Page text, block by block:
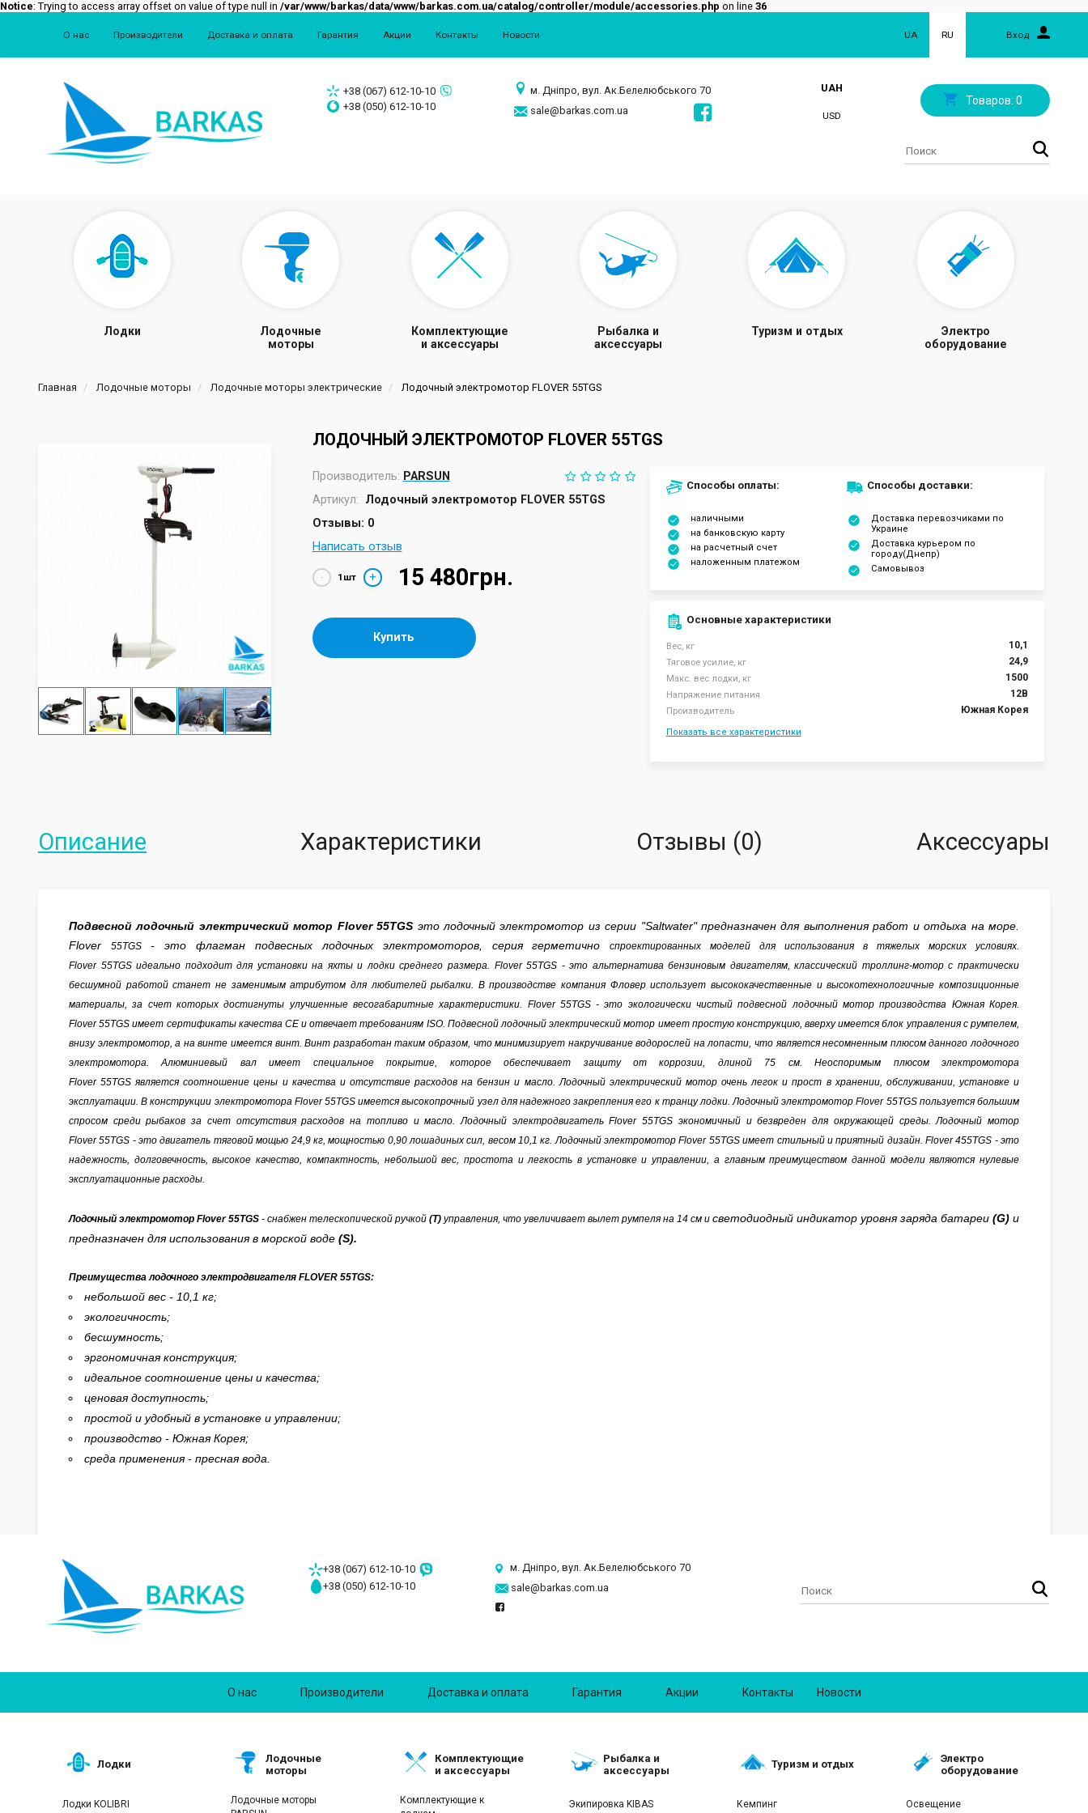
Notice: Trying to access array offset on value of type null in /var/www/barkas/data/www/barkas.com.ua/catalog/controller/module/accessories.php on line 36
О нас Производители Доставка и оплата Гарантия Акции Контакты Новости UA RU Вход
+38 (067) 612-10-10
+38 (050) 612-10-10
м. Дніпро, вул. Ак.Белелюбського 70
sale@barkas.com.ua
UAH
USD
Товаров: 0
Лодки
Лодочные
моторы
Комплектующие
и аксессуары
Рыбалка и
аксессуары
Туризм и отдых
Электро
оборудование
Главная Лодочные моторы Лодочные моторы электрические Лодочный электромотор FLOVER 55TGS
ЛОДОЧНЫЙ ЭЛЕКТРОМОТОР FLOVER 55TGS
Производитель: PARSUN
Артикул: Лодочный электромотор FLOVER 55TGS
Отзывы: 0
Написать отзыв
- + 15 480грн.
Купить
Способы оплаты:
наличными
на банковскую карту
на расчетный счет
наложенным платежом
Способы доставки:
Доставка перевозчиками по
Украине
Доставка курьером по
городу(Днепр)
Самовывоз
Основные характеристики
Вес, кг 10,1
Тяговое усилие, кг 24,9
Макс. вес лодки, кг 1500
Напряжение питания 12В
Производитель Южная Корея
Показать все характеристики
Описание Характеристики Отзывы (0) Аксессуары
Подвесной лодочный электрический мотор Flover 55TGS это лодочный электромотор из серии "Saltwater" предназначен для выполнения работ и отдыха на море.
Flover 55TGS - это флагман подвесных лодочных электромоторов, серия герметичноспроектированных моделей для использования в тяжелых морских условиях.
Flover 55TGSидеально подходит для установки на яхты и лодки среднего размера. Flover55TGS - это альтернатива бензиновым двигателям, классический троллинг-мотор с практически
бесшумной работой станет не заменимым атрибутом для любителей рыбалки. В производстве компания Фловер использует высококачественные ивысокотехнологичные композиционные
материалы, за счет которых достигнуты улучшенные весогабаритные характеристики. Flover 55TGS- это экологически чистый подвесной лодочный моторпроизводства Южная Корея.
Flover55TGS имеет сертификаты качества CE и отвечает требованиям ISO. Подвесной лодочный электрический мотор имеет простую конструкцию, вверху имеется блок управления с румпелем,
внизу электромотор, а на винте имеется винт. Винт разработан таким образом, что минимизирует накручивание водорослей на лопасти, что является несомненным плюсом данноголодочного
электромотора. Алюминиевый вал имеет специальное покрытие, которое обеспечивает защиту от коррозии, длиной 75 см. Неоспоримым плюсом электромотора
Flover55TGS являетсясоотношение цены и качества и отсутствие расходов на бензин и масло. Лодочный электрический мотор очень легок и прост в хранении, обслуживании, установке и
эксплуатации. В конструкции электромотора Flover55TGSимеется высокопрочный узел для надежного закрепления его к транцу лодки. Лодочный электромотор Flover 55TGSпользуется большим
спросом среди рыбаков за счет отсутствия расходов на топливо и масло. Лодочный электродвигатель Flover55TGS экономичный и безвреден для окружающей среды. Лодочный мотор
Flover55TGS - это двигатель тяговой мощью 24,9 кг,мощностью 0,90 лошадиных сил, весом 10,1 кг. Лодочный электромотор Flover 55TGSимеет стильный и приятный дизайн. Flover 455TGS - это
надежность, долговечность, высокое качество, компактность, небольшой вес, простота и легкость в установке и управлении, а главным преимуществом данной модели являются нулевые
эксплуатационные расходы.
Лодочный электромотор Flover 55TGS - снабжен телескопической ручкой (T) управления, что увеличивает вылет румпеля на 14 см и светодиодный индикатор уровня заряда батареи (G) и
предназначен для использования в морской воде (S).
Преимущества лодочного электродвигателя FLOVER 55TGS:
небольшой вес - 10,1 кг;
экологичность;
бесшумность;
эргономичная конструкция;
идеальное соотношение цены и качества;
ценовая доступность;
простой и удобный в установке и управлении;
производство - Южная Корея;
среда применения - пресная вода.
+38 (067) 612-10-10
+38 (050) 612-10-10
м. Дніпро, вул. Ак.Белелюбського 70
sale@barkas.com.ua
О нас Производители Доставка и оплата Гарантия Акции Контакты Новости
Лодки
Лодки KOLIBRI
Лодочные
моторы
Лодочные моторы
Комплектующие
и аксессуары
Комплектующие к
Рыбалка и
аксессуары
Экипировка KIBAS
Туризм и отдых
Кемпинг
Электро
оборудование
Освещение